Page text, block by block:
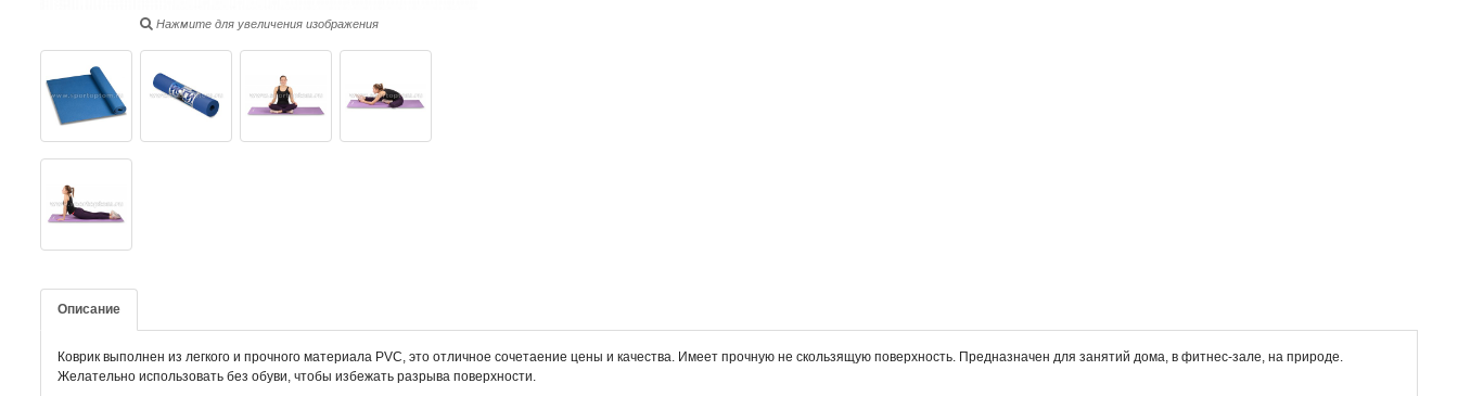
Нажмите для увеличения изображения
Описание
Коврик выполнен из легкого и прочного материала PVC, это отличное сочетаение цены и качества. Имеет прочную не скользящую поверхность. Предназначен для занятий дома, в фитнес-зале, на природе.
Желательно использовать без обуви, чтобы избежать разрыва поверхности.